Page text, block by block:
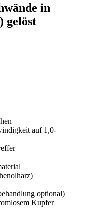
in
gelöst
auf 1,0-
optional)
Kupfer